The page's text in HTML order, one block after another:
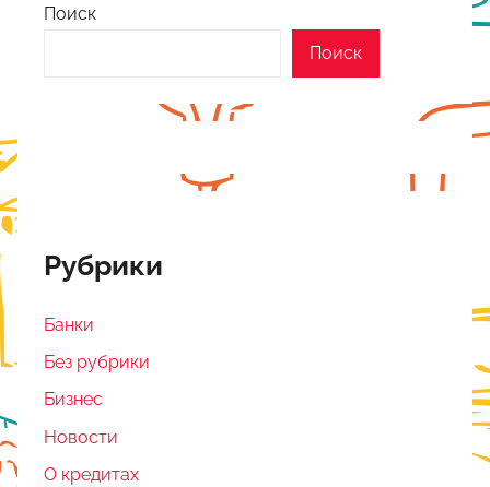
Поиск
Поиск
Рубрики
Банки
Без рубрики
Бизнес
Новости
О кредитах